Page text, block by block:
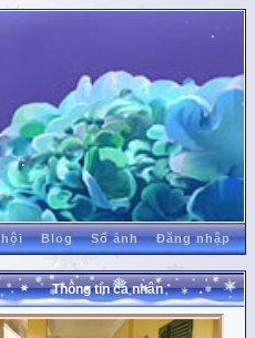
hội Blog Sổ ảnh Đăng nhập
Thông tin cá nhân